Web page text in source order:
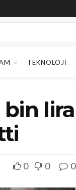
TEKNOLOJI
bin lira
0 0 0